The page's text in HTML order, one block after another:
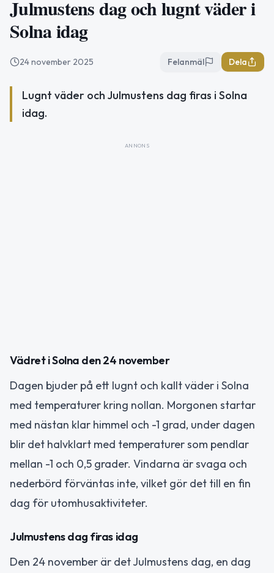
Julmustens dag och lugnt väder i
Solna idag
24 november 2025 Felanmäl Dela
Lugnt väder och Julmustens dag firas i Solna
idag.
ANNONS
Vädret i Solna den 24 november
Dagen bjuder på ett lugnt och kallt väder i Solna
med temperaturer kring nollan. Morgonen startar
med nästan klar himmel och -1 grad, under dagen
blir det halvklart med temperaturer som pendlar
mellan -1 och 0,5 grader. Vindarna är svaga och
nederbörd förväntas inte, vilket gör det till en fin
dag för utomhusaktiviteter.
Julmustens dag firas idag
Den 24 november är det Julmustens dag, en dag